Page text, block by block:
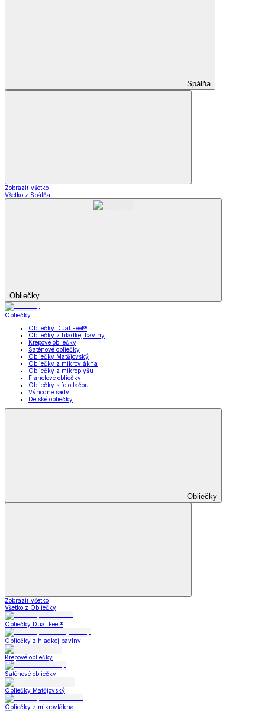
Spálňa
Zobraziť všetko
Všetko z Spálňa
Obliečky
Obliečky
Obliečky Dual Feel®
Obliečky z hladkej bavlny
Krepové obliečky
Saténové obliečky
Obliečky Matějovský
Obliečky z mikrovlákna
Obliečky z mikroplyšu
Flanelové obliečky
Obliečky s fototlačou
Výhodné sady
Detské obliečky
Obliečky
Zobraziť všetko
Všetko z Obliečky
Obliečky Dual Feel®
Obliečky z hladkej bavlny
Krepové obliečky
Saténové obliečky
Obliečky Matějovský
Obliečky z mikrovlákna